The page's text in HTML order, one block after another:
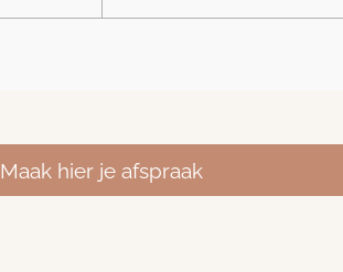
Maak hier je afspraak